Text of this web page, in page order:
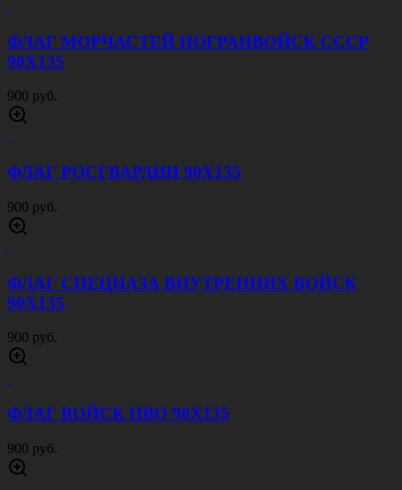
ФЛАГ МОРЧАСТЕЙ ПОГРАНВОЙСК СССР
90Х135
900 руб.
ФЛАГ РОСГВАРДИИ 90Х135
900 руб.
ФЛАГ СПЕЦНАЗА ВНУТРЕННИХ ВОЙСК
90Х135
900 руб.
ФЛАГ ВОЙСК ПВО 90Х135
900 руб.